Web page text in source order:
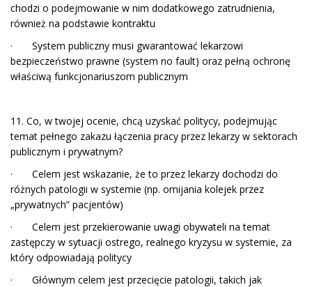
chodzi o podejmowanie w nim dodatkowego zatrudnienia,
również na podstawie kontraktu
· System publiczny musi gwarantować lekarzowi
bezpieczeństwo prawne (system no fault) oraz pełną ochronę
właściwą funkcjonariuszom publicznym
11. Co, w twojej ocenie, chcą uzyskać politycy, podejmując
temat pełnego zakazu łączenia pracy przez lekarzy w sektorach
publicznym i prywatnym?
· Celem jest wskazanie, że to przez lekarzy dochodzi do
różnych patologii w systemie (np. omijania kolejek przez
„prywatnych” pacjentów)
· Celem jest przekierowanie uwagi obywateli na temat
zastępczy w sytuacji ostrego, realnego kryzysu w systemie, za
który odpowiadają politycy
· Głównym celem jest przecięcie patologii, takich jak